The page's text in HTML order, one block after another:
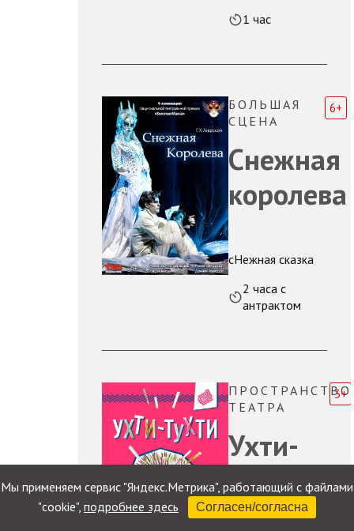
1 час
БОЛЬШАЯ
СЦЕНА
Снежная
королева
сНежная сказка
6+
2 часа с
антрактом
ПРОСТРАНСТВО
ТЕАТРА
Ухти-
Тухти
3+
Мы применяем сервис "Яндекс.Метрика", работающий с файлами
"cookie", подробнее здесь Согласен/согласна